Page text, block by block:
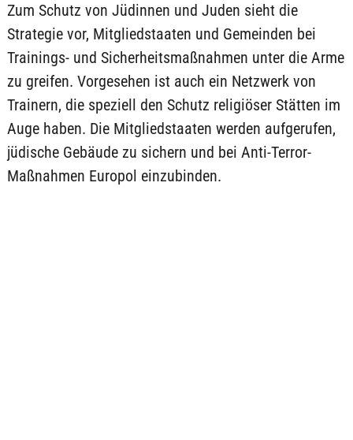
Zum Schutz von Jüdinnen und Juden sieht die
Strategie vor, Mitgliedstaaten und Gemeinden bei
Trainings- und Sicherheitsmaßnahmen unter die Arme
zu greifen. Vorgesehen ist auch ein Netzwerk von
Trainern, die speziell den Schutz religiöser Stätten im
Auge haben. Die Mitgliedstaaten werden aufgerufen,
jüdische Gebäude zu sichern und bei Anti-Terror-
Maßnahmen Europol einzubinden.